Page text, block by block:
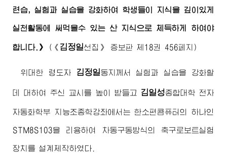
련습, 실험과 실습을 강화하여 학생들이 지식을 깊이있게
실천활동에 써먹을수 있는 산 지식으로 체득하게 하여야
합니다.》 ( 《 김정일선집》 증보판 제18권 456페지)
위대한 령도자 김정일동지 께서 실험과 실습을 강화할
데 대하여 주신 교시를 높이 받들고 김일성종합대학 전자
자동화학부 지능조종학강좌에서는 한소편콤퓨터의 하나인
STM8S103을 리용하여 차동구동방식의 축구로보트실험
장치를 설계제작하였다.